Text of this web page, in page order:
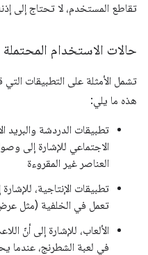
تقاطع المستخدم، لا تحتاج إلى
حالات الاستخدام المحتملة
تشمل الأمثلة على التطبيقات
هذه ما يلي:
تطبيقات الدردشة والبريد
الاجتماعي للإشارة إلى
العناصر غير المقروءة
تطبيقات الإنتاجية،
تعمل في الخلفية (مثل
الألعاب، للإشارة إلى أنّ
في لعبة الشطرنج، عندما